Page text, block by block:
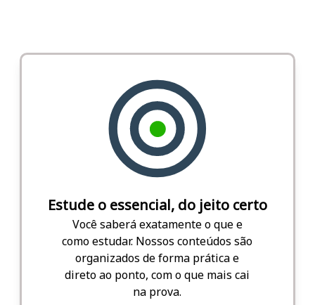
Estude o essencial, do jeito certo
Você saberá exatamente o que e
como estudar. Nossos conteúdos são
organizados de forma prática e
direto ao ponto, com o que mais cai
na prova.